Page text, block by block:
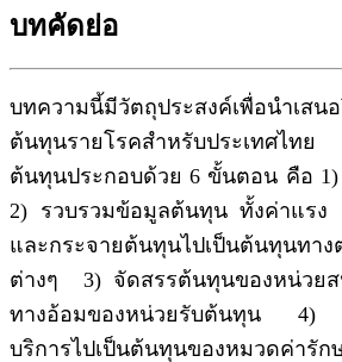
บทคัดย่อ
บทความนี้มีวัตถุประสงค์เพื่อนำเสน
ต้นทุนรายโรคสำหรับประเทศไท
ต้นทุนประกอบด้วย 6 ขั้นตอน คือ
2) รวบรวมข้อมูลต้นทุน ทั้งค่าแรง
และกระจายต้นทุนไปเป็นต้นทุนทา
ต่างๆ 3) จัดสรรต้นทุนของหน่วยส
ทางอ้อมของหน่วยรับต้นทุน 4)
บริการไปเป็นต้นทุนของหมวดค่ารั